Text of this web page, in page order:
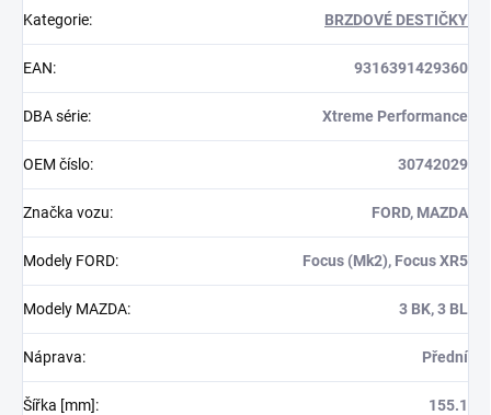
Kategorie: BRZDOVÉ DESTIČKY
EAN: 9316391429360
DBA série: Xtreme Performance
OEM číslo: 30742029
Značka vozu: FORD, MAZDA
Modely FORD: Focus (Mk2), Focus XR5
Modely MAZDA: 3 BK, 3 BL
Náprava: Přední
Šířka [mm]: 155.1